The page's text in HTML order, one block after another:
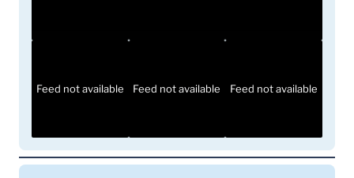
Feed not available Feed not available Feed not available